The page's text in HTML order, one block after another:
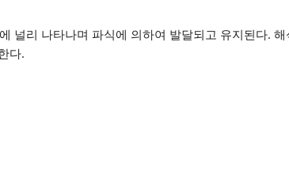
널리 나타나며 파식에 의하여 발달되고 유지된다.
다.